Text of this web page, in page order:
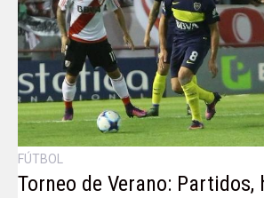
FÚTBOL
Torneo de Verano: Partidos,